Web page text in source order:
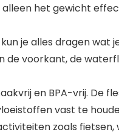
het gewicht
je alles dragen wat
de voorkant, de
en BPA-vrij. De
vast te
zoals fietsen,